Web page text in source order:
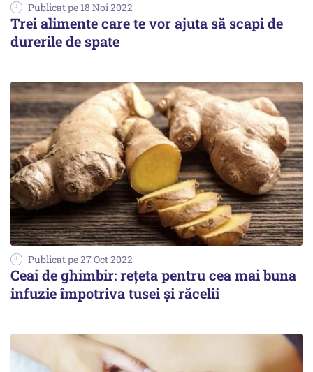
Publicat pe 18 Noi 2022
Trei alimente care te vor ajuta să scapi de
durerile de spate
Publicat pe 27 Oct 2022
Ceai de ghimbir: rețeta pentru cea mai buna
infuzie împotriva tusei și răcelii